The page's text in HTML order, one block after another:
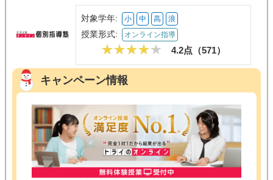
対象学年: 小 中 高 浪
授業形式: オンライン指導
4.2点（571）
キャンペーン情報